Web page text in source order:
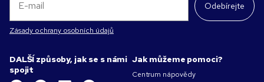
Odebírejte
Zásady ochrany osobních údajů
DALŠÍ způsoby, jak se s námi
spojit
Jak můžeme pomoci?
Centrum nápovědy